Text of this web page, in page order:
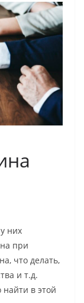
них
при
что делать,
и т.д.
в этой